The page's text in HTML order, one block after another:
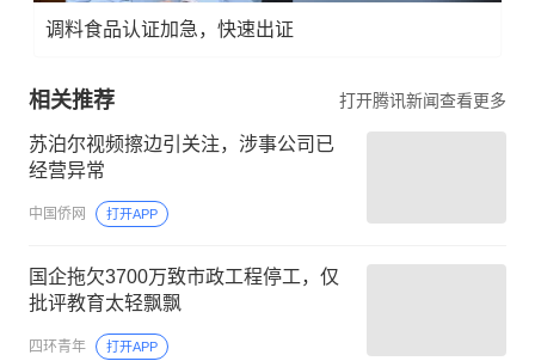
调料食品认证加急，快速出证
相关推荐 打开腾讯新闻查看更多
苏泊尔视频擦边引关注，涉事公司已
经营异常
中国侨网 打开APP
国企拖欠3700万致市政工程停工，仅
批评教育太轻飘飘
四环青年 打开APP